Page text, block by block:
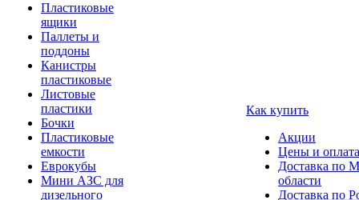
Пластиковые
ящики
Паллеты и
поддоны
Канистры
пластиковые
Листовые
пластики
Бочки
Пластиковые
емкости
Еврокубы
Мини АЗС для
дизельного
Как купить
Акции
Цены и оплата
Доставка по
области
Доставка по